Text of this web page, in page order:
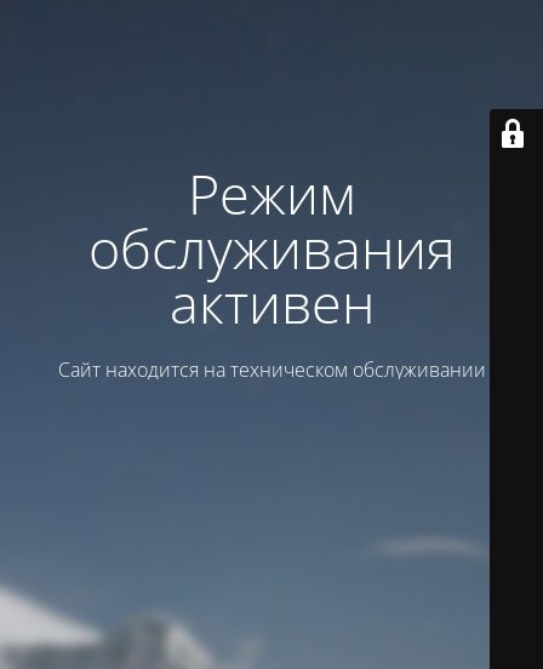
Режим
обслуживания
активен
Сайт находится на техническом обслуживании